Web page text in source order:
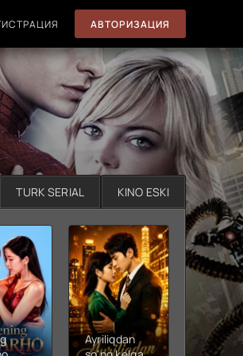
АВТОРИЗАЦИЯ
TURK SERIAL KINO ESKI
Ayriliqdan